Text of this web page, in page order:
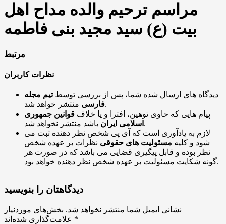
مراسم ترحیم والده مداح اهل
بیت (ع) سید مجید بنی فاطمه
مرتبط
نظرات کاربران
دیدگاه های ارسال شده شما، پس از بررسی توسطتیم مجله
فارسیمنتشر خواهد شد.
پیام هایی که حاوی توهین، افترا و یا خلاف قوانین جمهوری
اسلامی ایران باشد منتشر نخواهد شد.
لازم به یادآوری است که آی پی شخص نظر دهنده ثبت می
شود و کلیه مسئولیت های حقوقی نظرات بر عهده شخص
نظر بوده و قابل پیگیری قضایی می باشد که در صورت هر
گونه شکایت مسئولیت بر عهده شخص نظر دهنده خواهد بود.
دیدگاهتان را بنویسید
نشانی ایمیل شما منتشر نخواهد شد. بخش‌های موردنیاز
*